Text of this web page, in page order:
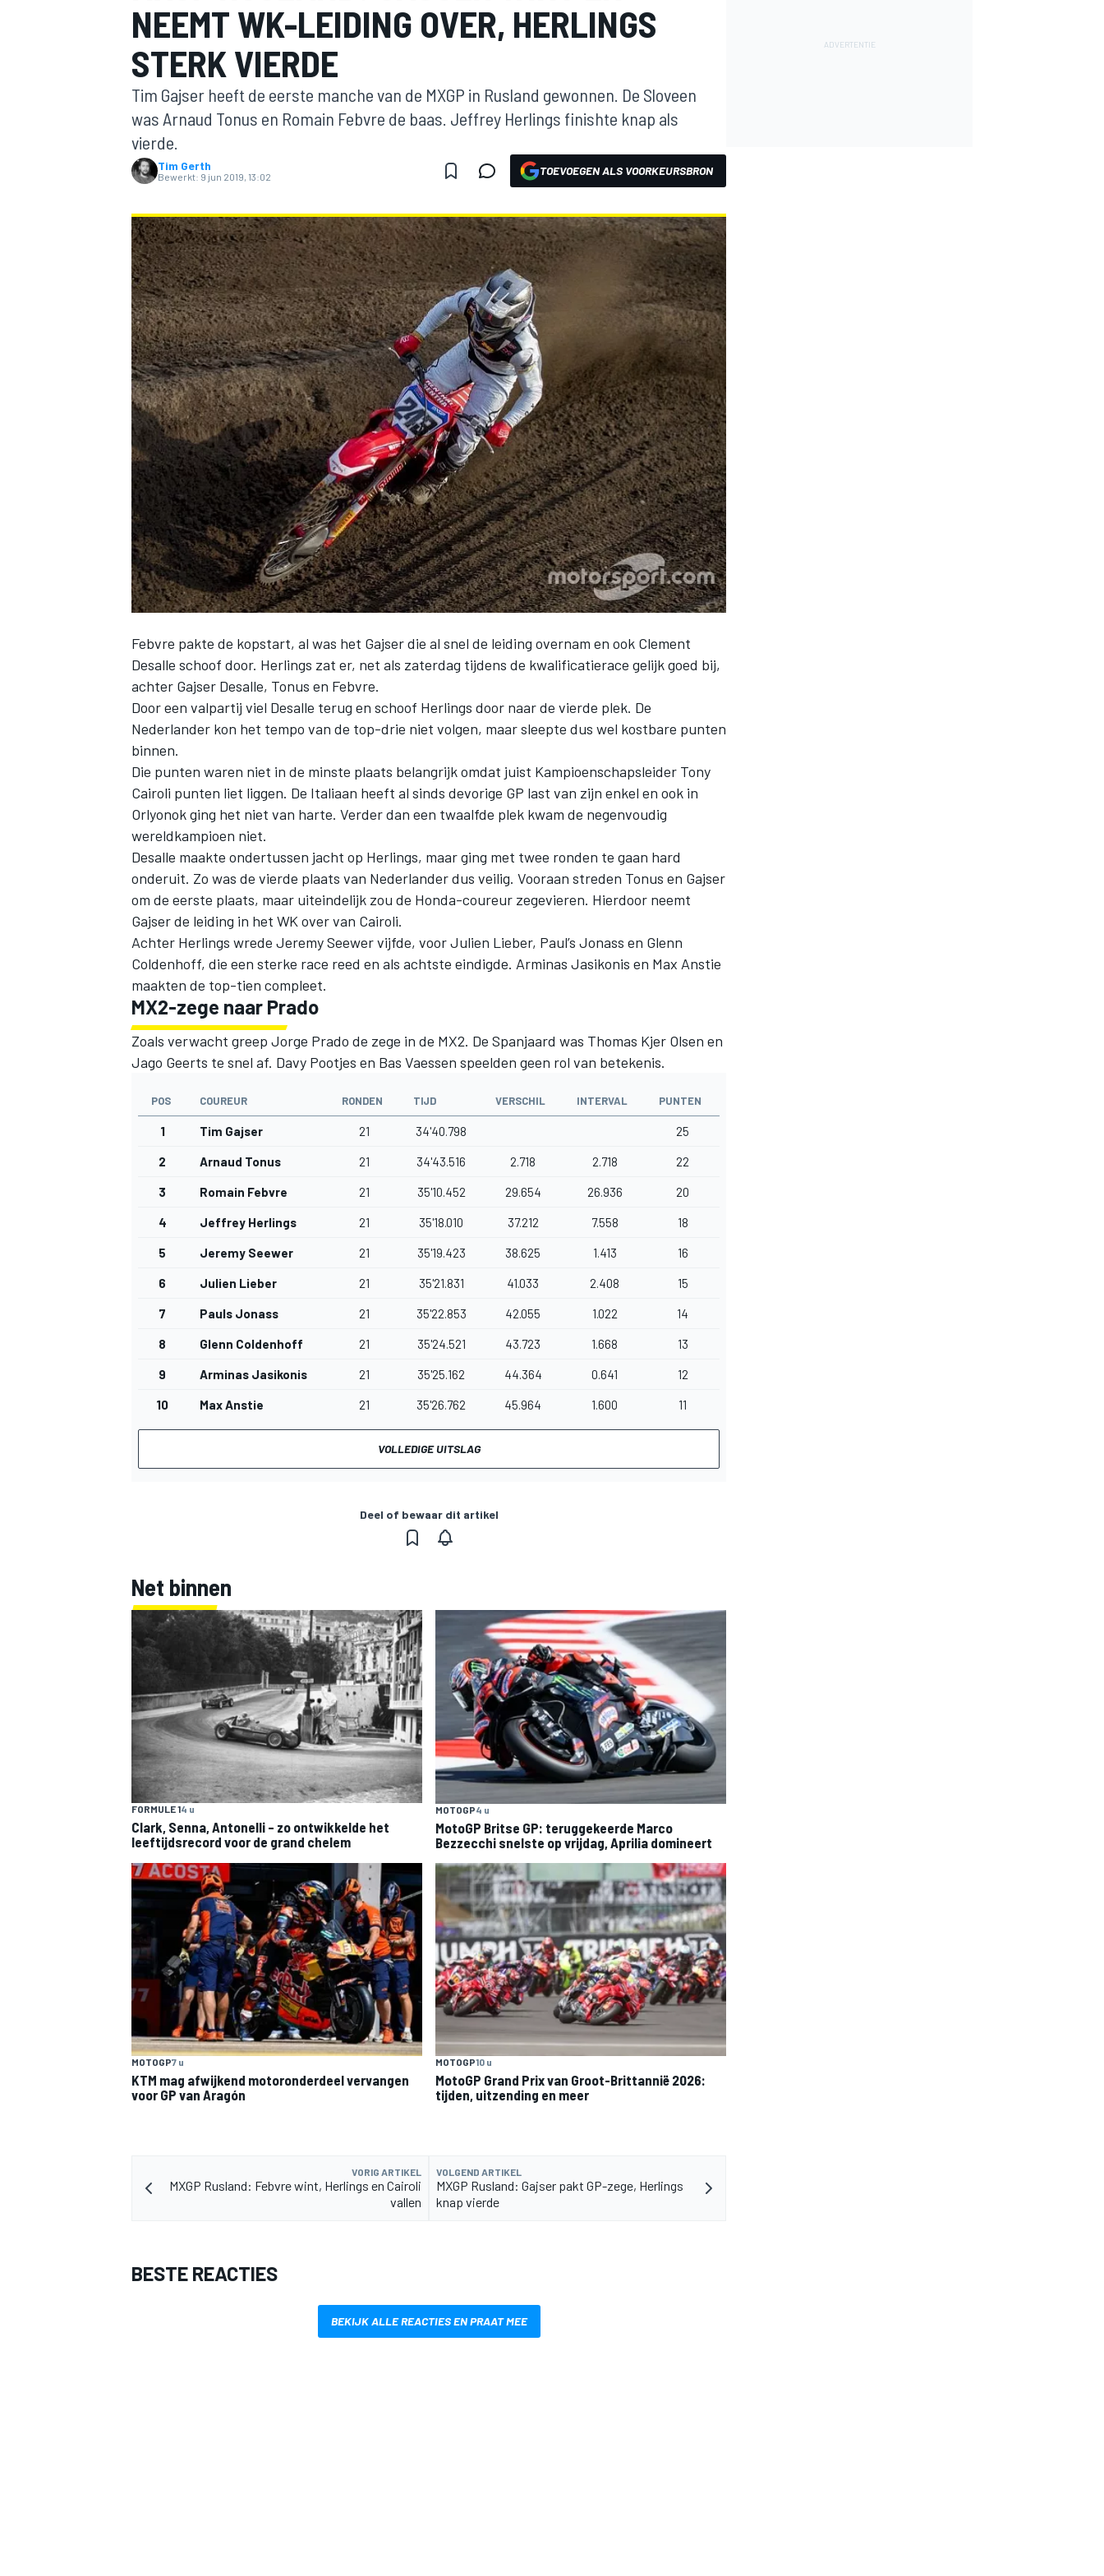
MOTOGP
INDYCAR
WEC
MEER RACEKLASSEN
NEEMT WK-LEIDING OVER, HERLINGS
STERK VIERDE
Tim Gajser heeft de eerste manche van de MXGP in Rusland gewonnen. De Sloveen
was Arnaud Tonus en Romain Febvre de baas. Jeffrey Herlings finishte knap als
vierde.
Tim Gerth
Bewerkt: 9 jun 2019, 13:02 TOEVOEGEN ALS VOORKEURSBRON
Febvre pakte de kopstart, al was het Gajser die al snel de leiding overnam en ook Clement
Desalle schoof door. Herlings zat er, net als zaterdag tijdens de kwalificatierace gelijk goed bij,
achter Gajser Desalle, Tonus en Febvre.
Door een valpartij viel Desalle terug en schoof Herlings door naar de vierde plek. De
Nederlander kon het tempo van de top-drie niet volgen, maar sleepte dus wel kostbare punten
binnen.
Die punten waren niet in de minste plaats belangrijk omdat juist Kampioenschapsleider Tony
Cairoli punten liet liggen. De Italiaan heeft al sinds devorige GP last van zijn enkel en ook in
Orlyonok ging het niet van harte. Verder dan een twaalfde plek kwam de negenvoudig
wereldkampioen niet.
Desalle maakte ondertussen jacht op Herlings, maar ging met twee ronden te gaan hard
onderuit. Zo was de vierde plaats van Nederlander dus veilig. Vooraan streden Tonus en Gajser
om de eerste plaats, maar uiteindelijk zou de Honda-coureur zegevieren. Hierdoor neemt
Gajser de leiding in het WK over van Cairoli.
Achter Herlings wrede Jeremy Seewer vijfde, voor Julien Lieber, Paul’s Jonass en Glenn
Coldenhoff, die een sterke race reed en als achtste eindigde. Arminas Jasikonis en Max Anstie
maakten de top-tien compleet.
MX2-zege naar Prado
Zoals verwacht greep Jorge Prado de zege in de MX2. De Spanjaard was Thomas Kjer Olsen en
Jago Geerts te snel af. Davy Pootjes en Bas Vaessen speelden geen rol van betekenis.
POS COUREUR RONDEN TIJD VERSCHIL INTERVAL PUNTEN
1 Tim Gajser 21 34'40.798 25
2 Arnaud Tonus 21 34'43.516 2.718 2.718 22
3 Romain Febvre 21 35'10.452 29.654 26.936 20
4 Jeffrey Herlings 21 35'18.010 37.212 7.558 18
5 Jeremy Seewer 21 35'19.423 38.625 1.413 16
6 Julien Lieber 21 35'21.831 41.033 2.408 15
7 Pauls Jonass 21 35'22.853 42.055 1.022 14
8 Glenn Coldenhoff 21 35'24.521 43.723 1.668 13
9 Arminas Jasikonis 21 35'25.162 44.364 0.641 12
10 Max Anstie 21 35'26.762 45.964 1.600 11
VOLLEDIGE UITSLAG
Deel of bewaar dit artikel
Net binnen
FORMULE 14 u
Clark, Senna, Antonelli – zo ontwikkelde het
leeftijdsrecord voor de grand chelem
MOTOGP4 u
MotoGP Britse GP: teruggekeerde Marco
Bezzecchi snelste op vrijdag, Aprilia domineert
MOTOGP7 u
KTM mag afwijkend motoronderdeel vervangen
voor GP van Aragón
MOTOGP10 u
MotoGP Grand Prix van Groot-Brittannië 2026:
tijden, uitzending en meer
VORIG ARTIKEL
MXGP Rusland: Febvre wint, Herlings en Cairoli
vallen
VOLGEND ARTIKEL
MXGP Rusland: Gajser pakt GP-zege, Herlings
knap vierde
BESTE REACTIES
BEKIJK ALLE REACTIES EN PRAAT MEE